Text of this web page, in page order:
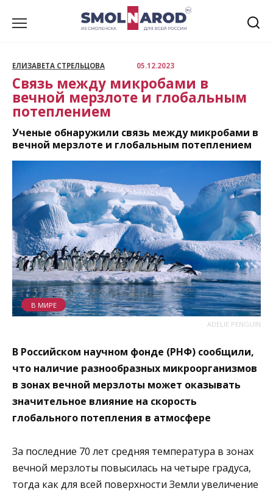
ЕЛИЗАВЕТА СТРЕЛЬЦОВА 05.12.2023
Связь между микробами в
вечной мерзлоте и глобальным
потеплением
Ученые обнаружили связь между микробами в
вечной мерзлоте и глобальным потеплением
ADELIE PENGUIN
В МИРЕ
В Российском научном фонде (РНФ) сообщили,
что наличие разнообразных микроорганизмов
в зонах вечной мерзлоты может оказывать
значительное влияние на скорость
глобального потепления в атмосфере
За последние 70 лет средняя температура в зонах
вечной мерзлоты повысилась на четыре градуса,
тогда как для всей поверхности Земли увеличение